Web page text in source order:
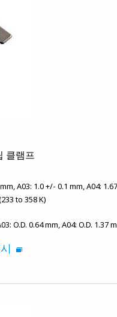
클램프
A03: 1.0 +/- 0.1 mm A04:
to 358 K)
O.D. 0.64 mm A04: O.D. 1.37